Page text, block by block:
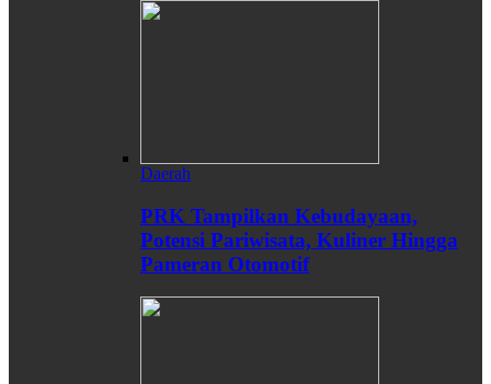
Daerah
PRK Tampilkan Kebudayaan,
Potensi Pariwisata, Kuliner Hingga
Pameran Otomotif